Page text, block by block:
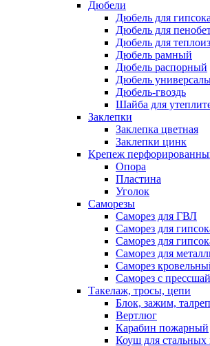
Дюбели
Дюбель для
Дюбель для
Дюбель для
Дюбель рамный
Дюбель распорный
Дюбель
Дюбель-гвоздь
Шайба для
Заклепки
Заклепка цветная
Заклепки цинк
Крепеж
Опора
Пластина
Уголок
Саморезы
Саморез для ГВЛ
Саморез для
Саморез для
Саморез для
Саморез
Саморез с
Такелаж, тросы, цепи
Блок, зажим, талреп
Вертлюг
Карабин пожарный
Коуш для стальных